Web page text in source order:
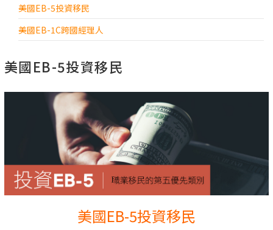
美國EB-5投資移民
美國EB-1C跨國經理人
美國EB-5投資移民
美國EB-5投資移民